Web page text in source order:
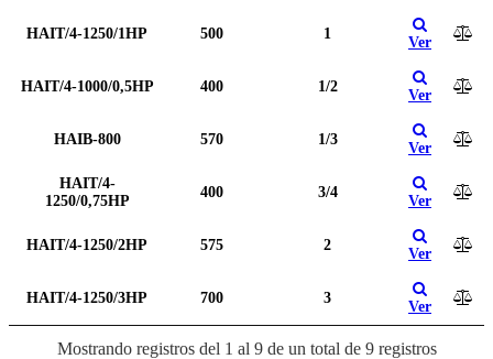
HAIT/4-1250/1HP 500 1
Ver
HAIT/4-1000/0,5HP 400 1/2
Ver
HAIB-800 570 1/3
Ver
HAIT/4-
1250/0,75HP
400 3/4
Ver
HAIT/4-1250/2HP 575 2
Ver
HAIT/4-1250/3HP 700 3
Ver
Mostrando registros del 1 al 9 de un total de 9 registros